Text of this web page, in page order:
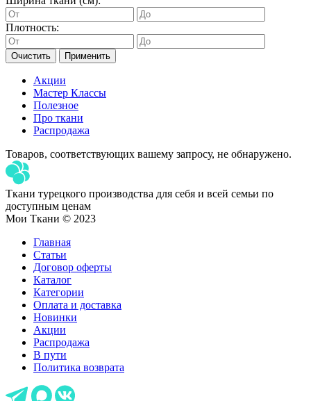
Плотность:
Очистить Применить
Акции
Мастер Классы
Полезное
Про ткани
Распродажа
Товаров, соответствующих вашему запросу, не обнаружено.
Ткани турецкого производства для себя и всей семьи по
доступным ценам
Мои Ткани © 2023
Главная
Статьи
Договор оферты
Каталог
Категории
Оплата и доставка
Новинки
Акции
Распродажа
В пути
Политика возврата